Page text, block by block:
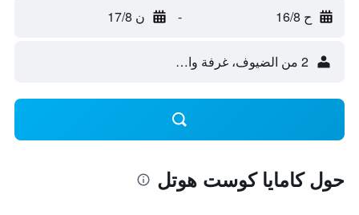
ح 16/8 - ن 17/8
2 من الضيوف، غرفة واحدة
حول كامايا كوست هوتل